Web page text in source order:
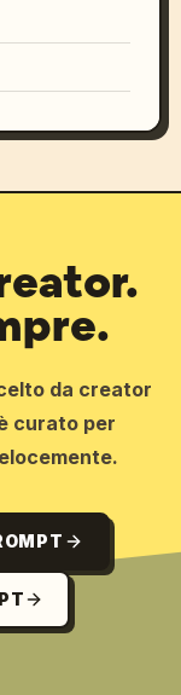
da creator
curato per